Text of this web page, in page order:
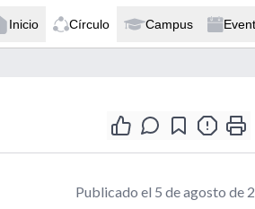
Inicio Círculo Campus
Publicado el 5 de agosto de